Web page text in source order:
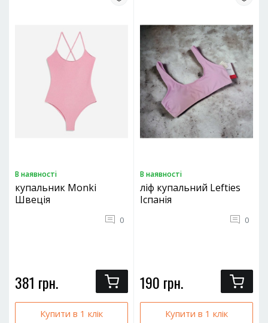
В наявностi
купальник Monki
Швеція
0
381 грн.
Купити в 1 клік
В наявностi
ліф купальний Lefties
Іспанія
0
190 грн.
Купити в 1 клік